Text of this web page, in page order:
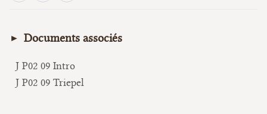
Documents associés
J P02 09 Intro
J P02 09 Triepel